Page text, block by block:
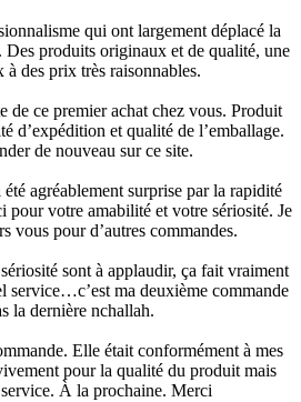
qui ont largement déplacé la
Des produits originaux et de qualité, une
des prix très raisonnables.
de ce premier achat chez vous. Produit
d’expédition et qualité de l’emballage.
de nouveau sur ce site.
agréablement surprise par la rapidité
pour votre amabilité et votre sériosité. Je
vous pour d’autres commandes.
sont à applaudir, ça fait vraiment
service…c’est ma deuxième commande
la dernière nchallah.
Elle était conformément à mes
pour la qualité du produit mais
À la prochaine. Merci